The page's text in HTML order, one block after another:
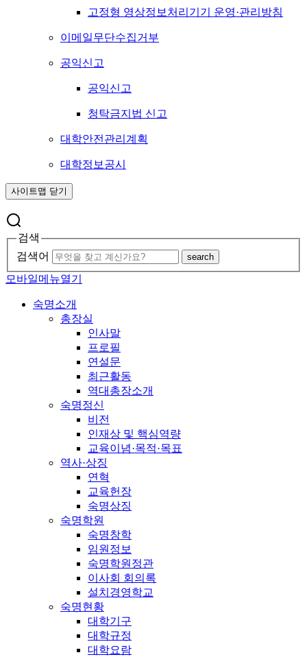
고정형 영상정보처리기기 운영·관리방침
이메일무단수집거부
공익신고
공익신고
청탁금지법 신고
대학안전관리계획
대학정보공시
사이트맵 닫기
검색
검색어
search
모바일메뉴열기
숙명소개
총장실
인사말
프로필
연설문
최근활동
역대총장소개
숙명정신
비전
인재상 및 핵심역량
교육이념·목적·목표
역사·상징
연혁
교육헌장
숙명상징
숙명학원
숙명창학
임원정보
숙명학원정관
이사회 회의록
설치경영학교
숙명현황
대학기구
대학규정
대학요람